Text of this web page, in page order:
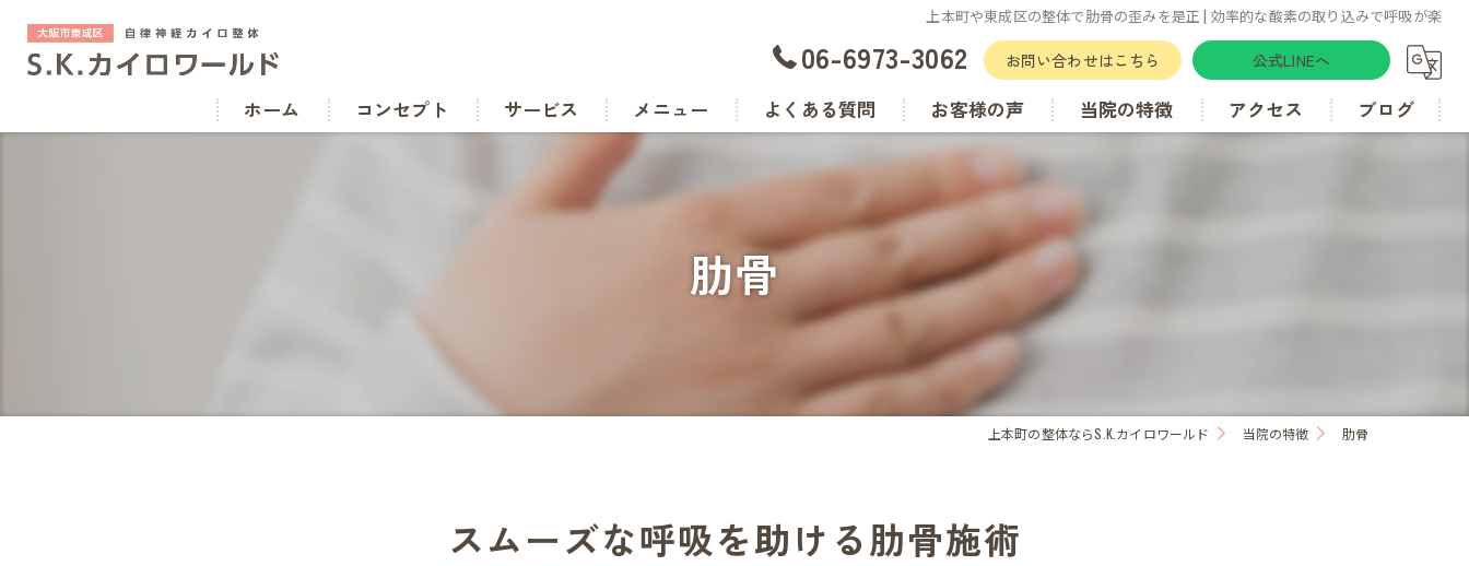
上本町や東成区の整体で肋骨の歪みを是正 | 効率的な酸素の取り込みで呼吸が楽
06-6973-3062 お問い合わせはこちら 公式LINEへ
ホーム コンセプト サービス メニュー よくある質問 お客様の声 当院の特徴
カイロプラクティック
アクセス ブログ
肋骨
上本町の整体ならS.K.カイロワールド 当院の特徴 肋骨
スムーズな呼吸を助ける肋骨施術